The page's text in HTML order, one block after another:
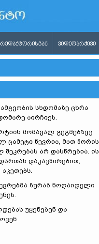
ᲠᲔᲓᲐᲥᲢᲝᲠᲘᲡᲒᲐᲜ ᲕᲘᲓᲔᲝᲐᲠᲥᲘᲕᲘ
სხდომაზე ცხრა
აირჩიეს.
მომავალ გეგმებზეც
ცამეტი წევრია, მათ შორის
არ დასწრებია. ის
დაკავშირებით,
ზურაბ ნოღაიდელი
უყენებენ და